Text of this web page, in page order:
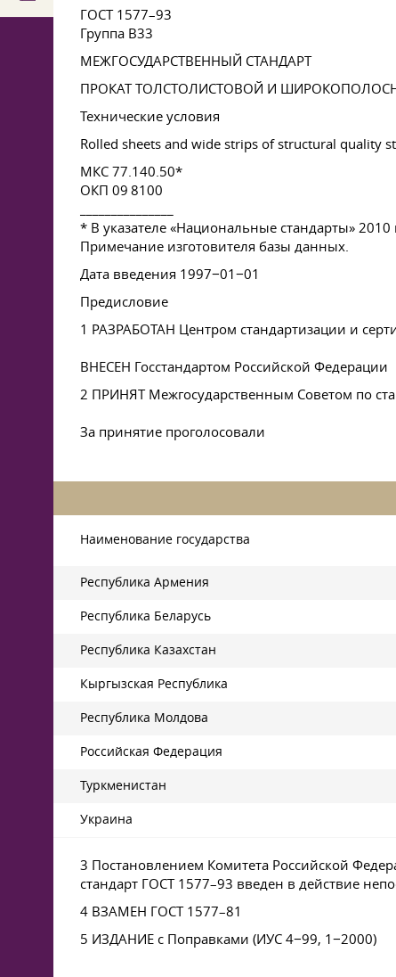
ГОСТ 1577–93
Группа В33
МЕЖГОСУДАРСТВЕННЫЙ СТАНДАРТ
ПРОКАТ ТОЛСТОЛИСТОВОЙ И
Технические условия
Rolled sheets and wide strips of structural quality
МКС 77.140.50*
ОКП 09 8100
* В указателе «Национальные стандарты» 2010
Примечание изготовителя базы данных.
Дата введения 1997−01−01
Предисловие
1 РАЗРАБОТАН Центром стандартизации и
ВНЕСЕН Госстандартом Российской Федерации
2 ПРИНЯТ Межгосударственным Советом по
За принятие проголосовали
Наименование государства
Республика Армения
Республика Беларусь
Республика Казахстан
Кыргызская Республика
Республика Молдова
Российская Федерация
Туркменистан
Украина
3 Постановлением Комитета Российской
стандарт ГОСТ 1577–93 введен в действие
4 ВЗАМЕН ГОСТ 1577–81
5 ИЗДАНИЕ с Поправками (ИУС 4−99, 1−2000)